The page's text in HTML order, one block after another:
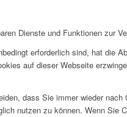
Dienste und Funktionen zur
erforderlich sind, hat
auf dieser Webseite
dass Sie immer wieder
nutzen zu können. Wenn Sie